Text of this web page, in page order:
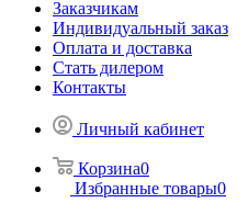
Заказчикам
Индивидуальный заказ
Оплата и доставка
Стать дилером
Контакты
Личный кабинет
Корзина0
Избранные товары0